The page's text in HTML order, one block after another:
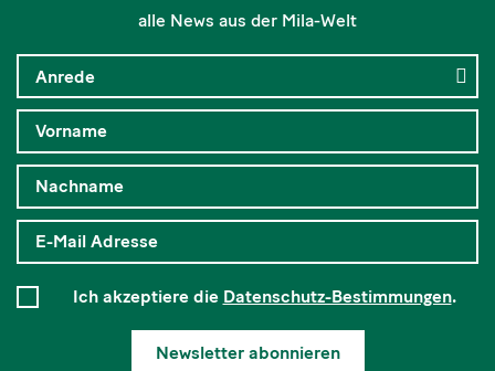
alle News aus der Mila-Welt
Ich akzeptiere die Datenschutz-Bestimmungen.
Newsletter abonnieren